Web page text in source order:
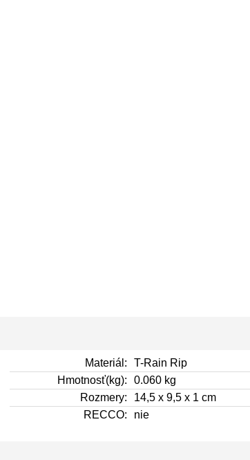
Materiál:
T-Rain Rip
Hmotnosť(kg):
0.060 kg
Rozmery:
14,5 x 9,5 x 1 cm
RECCO:
nie